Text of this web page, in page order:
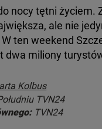
nocy tętni życiem.
ale nie
ten weekend
dwa miliony
Kolbus
TVN24
TVN24